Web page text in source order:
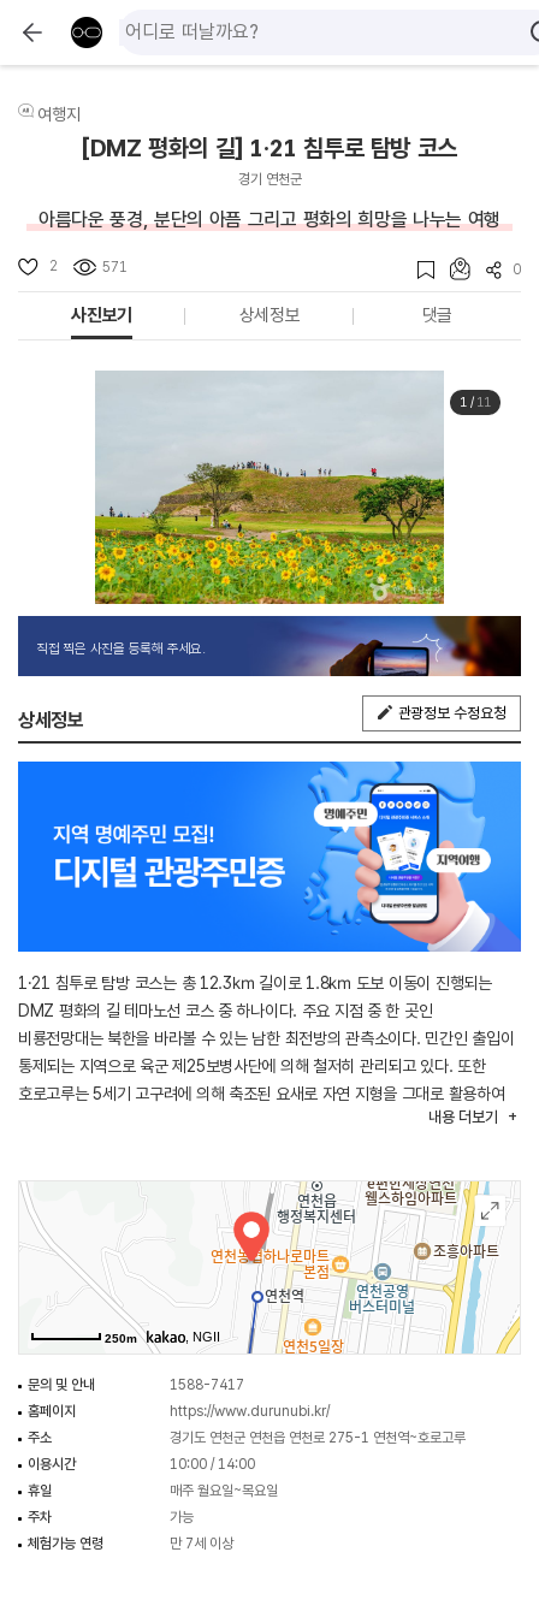
여행지
[DMZ 평화의 길] 1·21 침투로 탐방 코스
경기 연천군
아름다운 풍경, 분단의 아픔 그리고 평화의 희망을 나누는 여행
2 571 0
사진보기 상세정보 댓글
1/ 11
직접 찍은 사진을 등록해 주세요.
상세정보 관광정보 수정요청
1·21 침투로 탐방 코스는 총 12.3㎞ 길이로 1.8㎞ 도보 이동이 진행되는
DMZ 평화의 길 테마노선 코스 중 하나이다. 주요 지점 중 한 곳인
비룡전망대는 북한을 바라볼 수 있는 남한 최전방의 관측소이다. 민간인 출입이
통제되는 지역으로 육군 제25보병사단에 의해 철저히 관리되고 있다. 또한
호로고루는 5세기 고구려에 의해 축조된 요새로 자연 지형을 그대로 활용하여
지어졌으며 당포성, 은대리성과 함께 연천의 3대 성으로 알려져 있는 곳이다.
맞닿아 있어 6·25 전쟁 당시 치열한 전투가 벌어졌으며 이후에도 남북 간
대립이 끊이지 않았던 지역인 동시에 한탄강과 임진강이 만나 빼어난 경관을
자랑하는 지역이다. 잘 보존된 천연 자연환경으로 매년 겨울, 두루미가 찾아오는
등 수많은 철새가 이곳에서 겨울을 나고 있으며 한반도를 관통하는 1번 국도와
3번 국도가 지나는 길이자 한반도 어느 방향으로도 쉽게 이동할 수 있는 중심
지역인 연천을 살펴볼 수 있는 코스이다.
내용 더보기
250m , NGII
문의 및 안내
1588-7417
홈페이지
https://www.durunubi.kr/
주소
경기도 연천군 연천읍 연천로 275-1 연천역~호로고루
이용시간
10:00 / 14:00
휴일
매주 월요일~목요일
주차
가능
체험가능 연령
만 7세 이상